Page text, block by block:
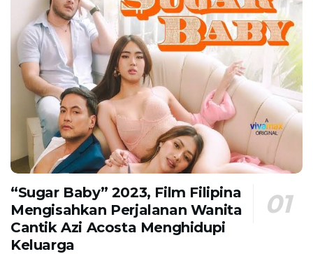
“Sugar Baby” 2023, Film Filipina
Mengisahkan Perjalanan Wanita
Cantik Azi Acosta Menghidupi
Keluarga